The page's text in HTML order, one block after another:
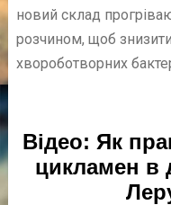
новий склад
розчином, щоб
хвороботворних
Відео: Як
цикламен в